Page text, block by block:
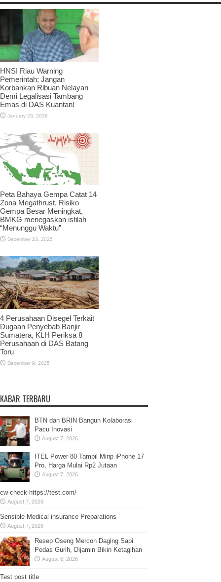
HNSI Riau Warning
Pemerintah: Jangan
Korbankan Ribuan Nelayan
Demi Legalisasi Tambang
Emas di DAS Kuantan!
January 23, 2026
Peta Bahaya Gempa Catat 14
Zona Megathrust, Risiko
Gempa Besar Meningkat,
BMKG menegaskan istilah
“Menunggu Waktu”
December 23, 2025
4 Perusahaan Disegel Terkait
Dugaan Penyebab Banjir
Sumatera, KLH Periksa 8
Perusahaan di DAS Batang
Toru
December 9, 2025
KABAR TERBARU
BTN dan BRIN Bangun Kolaborasi
Pacu Inovasi
August 7, 2026
ITEL Power 80 Tampil Mirip iPhone 17
Pro, Harga Mulai Rp2 Jutaan
August 7, 2026
cw-check-https://test.com/
August 7, 2026
Sensible Medical insurance Preparations
August 7, 2026
Resep Oseng Mercon Daging Sapi
Pedas Gurih, Dijamin Bikin Ketagihan
August 6, 2026
Test post title